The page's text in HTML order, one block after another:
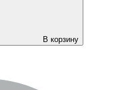
В корзину